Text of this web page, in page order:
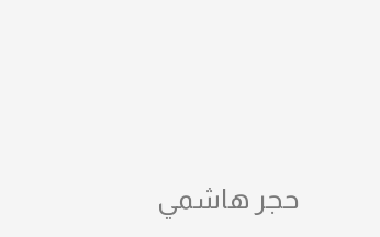
حجر هاشمي